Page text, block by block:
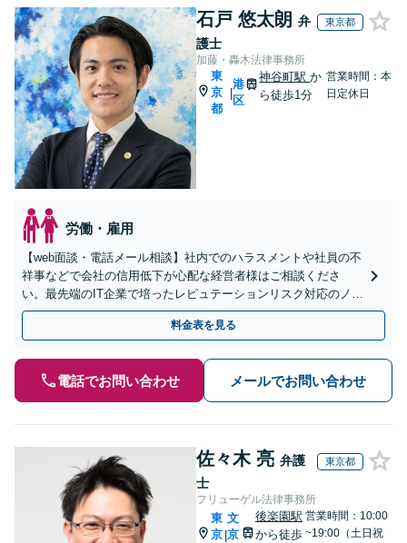
石戸 悠太朗 弁
護士
東京都
加藤・轟木法律事務所
東
京
都
港
区
神谷町駅か
ら徒歩1分
営業時間：本
日定休日
労働・雇用
【web面談・電話メール相談】社内でのハラスメントや社員の不
祥事などで会社の信用低下が心配な経営者様はご相談くださ
い。最先端のIT企業で培ったレピュテーションリスク対応のノウ
ハウを活用し、迅速かつ的確に事態を収拾いたします。【初回
料金表を見る
電話でお問い合わせ メールでお問い合わせ
佐々木 亮 弁護
士
東京都
フリューゲル法律事務所
東
京
文
京
後楽園駅
から徒歩
営業時間：10:00
~19:00（土日祝